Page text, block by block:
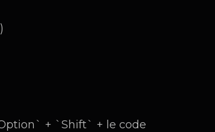
+ `Shift` + le code